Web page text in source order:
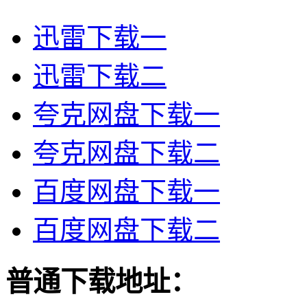
迅雷下载一
迅雷下载二
夸克网盘下载一
夸克网盘下载二
百度网盘下载一
百度网盘下载二
普通下载地址：